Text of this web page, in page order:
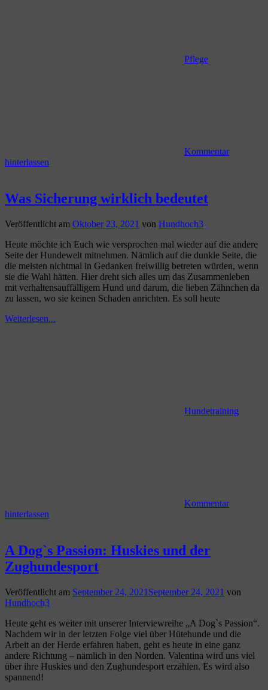
Pflege
Kommentar
hinterlassen
Was Sicherung wirklich bedeutet
Veröffentlicht am Oktober 23, 2021 von Hundhoch3
Heute möchte ich Euch wie versprochen mal wieder auf die andere
Seite der Hundewelt mitnehmen. Nämlich auf die dunkle Seite, die
die meisten nichtmal in Gedanken freiwillig betreten würden, wenn
sie die Wahl hätten. Hier dreht sich alles um das Zusammenleben
mit verhaltensauffälligem Hund und darum, die lieben Zähnchen da
zu lassen, wo sie keinen Schaden anrichten. Es soll heute
Weiterlesen...
Hundetraining
Kommentar
hinterlassen
A Dog`s Passion: Huskies und der
Zughundesport
Veröffentlicht am September 24, 2021 September 24, 2021 von
Hundhoch3
Heute geht es weiter mit unserer Interviewreihe „A Dog`s Passion“.
Nachdem wir in der letzten Folge viel über Hütehunde und die
Arbeit an der Herde erfahren haben, geht es heute in eine ganz
andere Richtung – nämlich in den Norden. Valentina wird uns viel
über ihre Huskies und den Zughundesport erzählen. Es wird also
spannend!